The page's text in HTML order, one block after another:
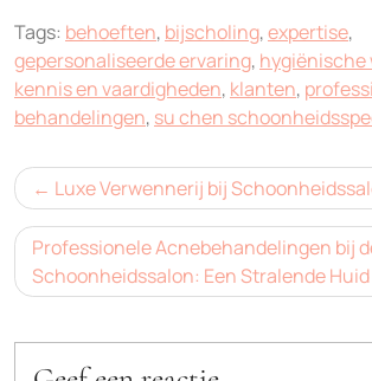
Tags: behoeften, bijscholing,expertise,
gepersonaliseerde ervaring, hygiënische
kennis en vaardigheden, klanten,
behandelingen, su chen
Bericht
navigatie
Luxe Verwennerij bij
Professionele Acnebehandelingen bij
Schoonheidssalon: Een Stralende